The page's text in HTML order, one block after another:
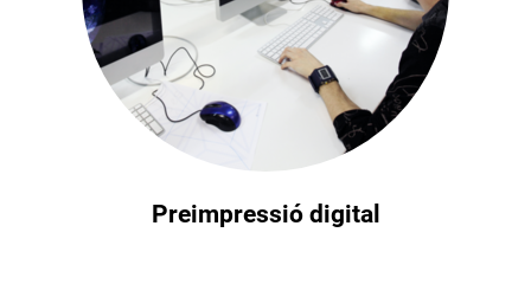
Preimpressió digital